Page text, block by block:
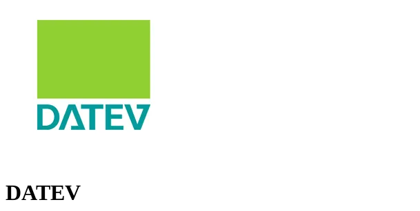
DATEV